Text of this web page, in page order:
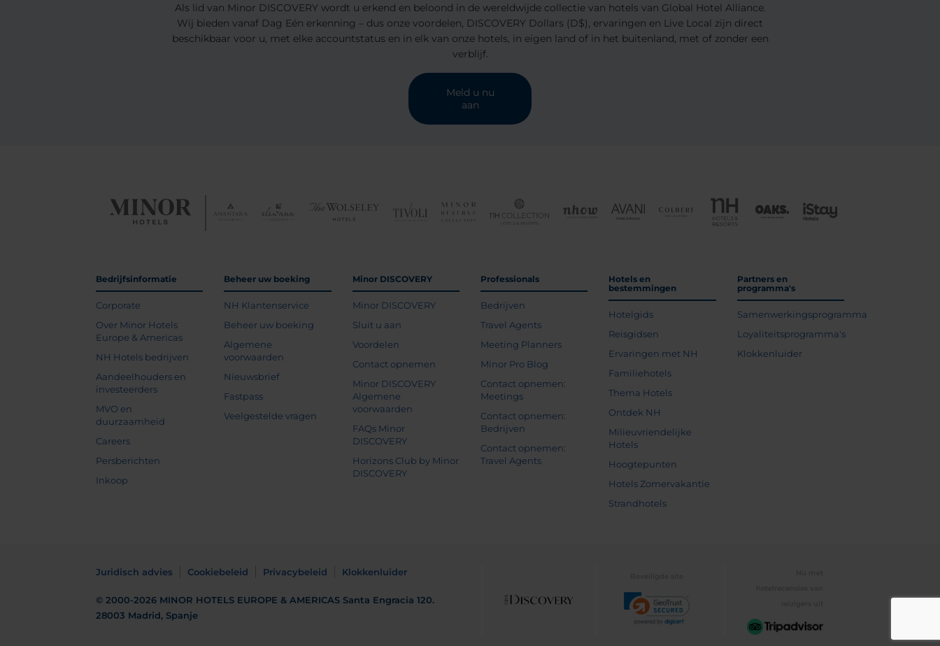
Als lid van Minor DISCOVERY wordt u erkend en beloond in de wereldwijde collectie van hotels van Global Hotel Alliance.
Wij bieden vanaf Dag Eén erkenning – dus onze voordelen, DISCOVERY Dollars (D$), ervaringen en Live Local zijn direct
beschikbaar voor u, met elke accountstatus en in elk van onze hotels, in eigen land of in het buitenland, met of zonder een
verblijf.
Meld u nu
aan
Bedrijfsinformatie
Corporate
Over Minor Hotels
Europe & Americas
NH Hotels bedrijven
Aandeelhouders en
investeerders
MVO en
duurzaamheid
Careers
Persberichten
Inkoop
Beheer uw boeking
NH Klantenservice
Beheer uw boeking
Algemene
voorwaarden
Nieuwsbrief
Fastpass
Veelgestelde vragen
Minor DISCOVERY
Minor DISCOVERY
Sluit u aan
Voordelen
Contact opnemen
Minor DISCOVERY
Algemene
voorwaarden
FAQs Minor
DISCOVERY
Horizons Club by Minor
DISCOVERY
Professionals
Bedrijven
Travel Agents
Meeting Planners
Minor Pro Blog
Contact opnemen:
Meetings
Contact opnemen:
Bedrijven
Contact opnemen:
Travel Agents
Hotels en
bestemmingen
Hotelgids
Reisgidsen
Ervaringen met NH
Familiehotels
Thema Hotels
Ontdek NH
Milieuvriendelijke
Hotels
Hoogtepunten
Hotels Zomervakantie
Strandhotels
Partners en
programma's
Samenwerkingsprogramma
Loyaliteitsprogramma's
Klokkenluider
Juridisch advies Cookiebeleid Privacybeleid Klokkenluider
© 2000-2026 MINOR HOTELS EUROPE & AMERICAS Santa Engracia 120.
28003 Madrid, Spanje